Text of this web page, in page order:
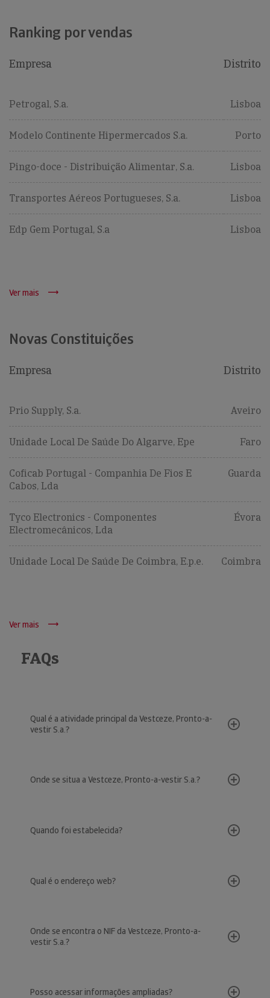
Ranking por vendas
Empresa Distrito
Petrogal, S.a. Lisboa
Modelo Continente Hipermercados S.a. Porto
Pingo-doce - Distribuição Alimentar, S.a. Lisboa
Transportes Aéreos Portugueses, S.a. Lisboa
Edp Gem Portugal, S.a Lisboa
Ver mais
Novas Constituições
Empresa Distrito
Prio Supply, S.a. Aveiro
Unidade Local De Saúde Do Algarve, Epe Faro
Coficab Portugal - Companhia De Fios E
Cabos, Lda
Guarda
Tyco Electronics - Componentes
Electromecânicos, Lda
Évora
Unidade Local De Saúde De Coimbra, E.p.e. Coimbra
Ver mais
FAQs
Qual é a atividade principal da Vestceze, Pronto-a-
vestir S.a.?
Onde se situa a Vestceze, Pronto-a-vestir S.a.?
Quando foi estabelecida?
Qual é o endereço web?
Onde se encontra o NIF da Vestceze, Pronto-a-
vestir S.a.?
Posso acessar informações ampliadas?